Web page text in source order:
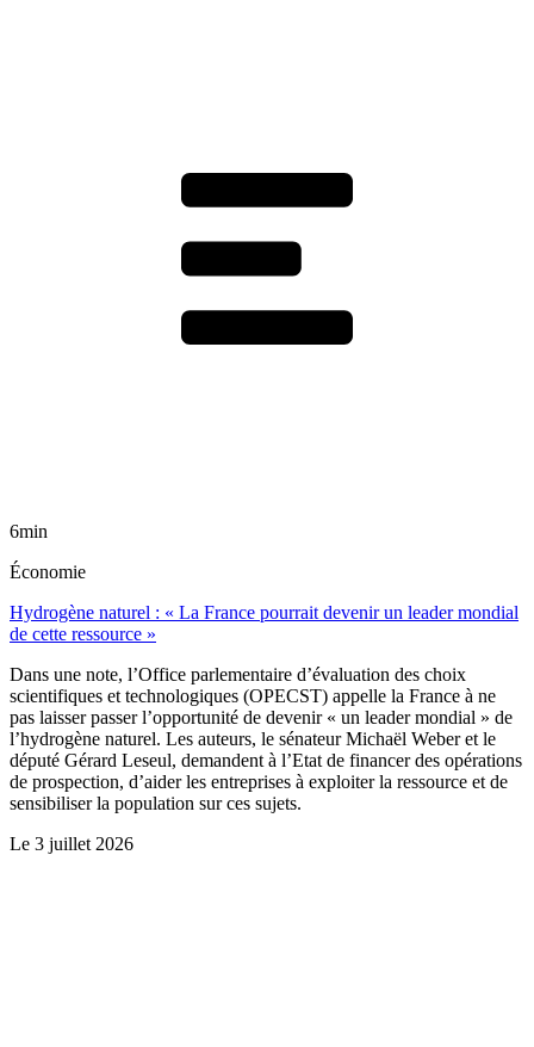
6min
Économie
Hydrogène naturel : « La France pourrait devenir un leader mondial
de cette ressource »
Dans une note, l’Office parlementaire d’évaluation des choix
scientifiques et technologiques (OPECST) appelle la France à ne
pas laisser passer l’opportunité de devenir « un leader mondial » de
l’hydrogène naturel. Les auteurs, le sénateur Michaël Weber et le
député Gérard Leseul, demandent à l’Etat de financer des opérations
de prospection, d’aider les entreprises à exploiter la ressource et de
sensibiliser la population sur ces sujets.
Le 3 juillet 2026